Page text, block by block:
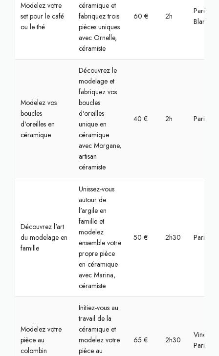
Modelez votre
set pour le café
ou le thé
céramique et
fabriquez trois
pièces uniques
avec Ornelle,
céramiste
60 € 2h
Paris,
Blanc
Modelez vos
boucles
d'oreilles en
céramique
Découvrez le
modelage et
fabriquez vos
boucles
d'oreilles
unique en
céramique
avec Morgane,
artisan
céramiste
40 € 2h Paris,
Découvrez l'art
du modelage en
famille
Unissez-vous
autour de
l'argile en
famille et
modelez
ensemble votre
propre pièce
en céramique
avec Marina,
céramiste
50 € 2h30 Paris,
Modelez votre
pièce au
colombin
Initiez-vous au
travail de la
céramique et
modelez votre
pièce au
65 € 2h30
Paris